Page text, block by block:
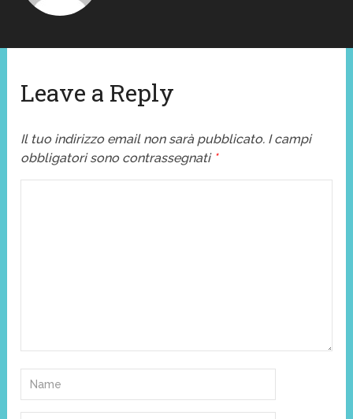
Leave a Reply
Il tuo indirizzo email non sarà pubblicato. I campi
obbligatori sono contrassegnati *